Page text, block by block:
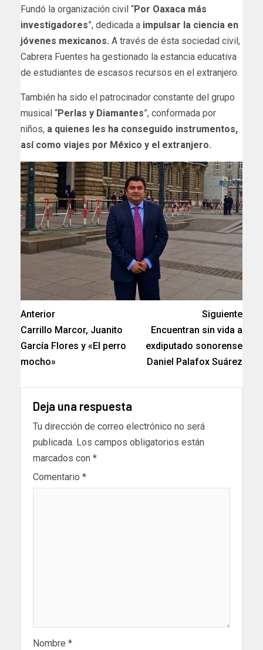
Fundó la organización civil “Por Oaxaca más
investigadores”, dedicada a impulsar la ciencia en
jóvenes mexicanos. A través de ésta sociedad civil,
Cabrera Fuentes ha gestionado la estancia educativa
de estudiantes de escasos recursos en el extranjero.
También ha sido el patrocinador constante del grupo
musical “Perlas y Diamantes”, conformada por
niños, a quienes les ha conseguido instrumentos,
así como viajes por México y el extranjero.
Anterior
Carrillo Marcor, Juanito
García Flores y «El perro
mocho»
Siguiente
Encuentran sin vida a
exdiputado sonorense
Daniel Palafox Suárez
Deja una respuesta
Tu dirección de correo electrónico no será
publicada. Los campos obligatorios están
marcados con *
Comentario *
Nombre *